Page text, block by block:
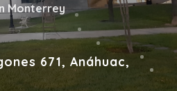
Monterrey
671, Anáhuac,